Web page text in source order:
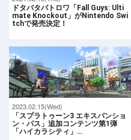
ドタバタバトロワ「Fall Guys: Ulti
mate Knockout」がNintendo Swi
tchで発売決定！
2023.02.15(Wed)
「スプラトゥーン3 エキスパンショ
ン・パス」追加コンテンツ第1弾
「ハイカラシティ」…